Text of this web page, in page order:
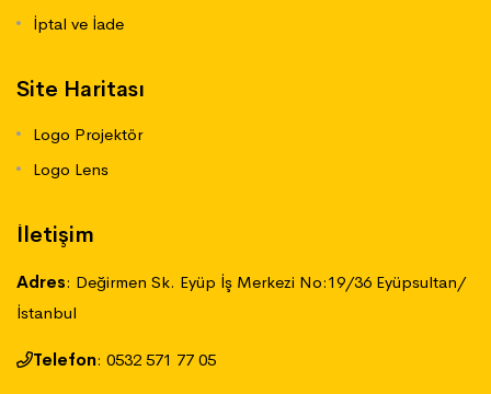
İptal ve İade
Site Haritası
Logo Projektör
Logo Lens
İletişim
Adres: Değirmen Sk. Eyüp İş Merkezi No:19/36 Eyüpsultan/
İstanbul
Telefon: ‪0532 571 77 05